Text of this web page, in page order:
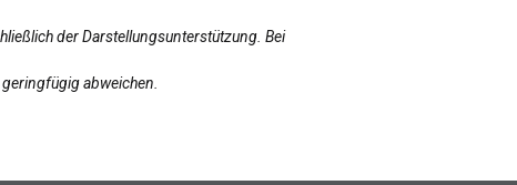
der Darstellungsunterstützung. Bei
abweichen.